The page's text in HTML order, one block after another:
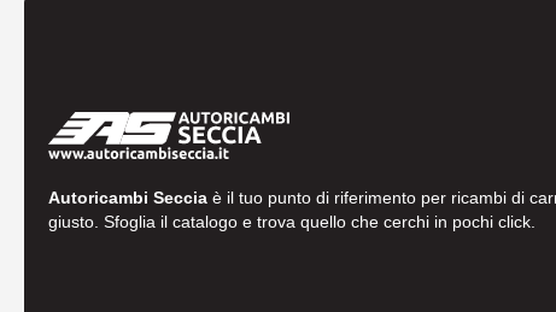
Autoricambi Seccia è il tuo punto di riferimento per ricambi di
giusto. Sfoglia il catalogo e trova quello che cerchi in pochi click.